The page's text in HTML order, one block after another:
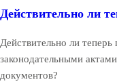
Действительно ли
Действительно ли
законодательными
документов?